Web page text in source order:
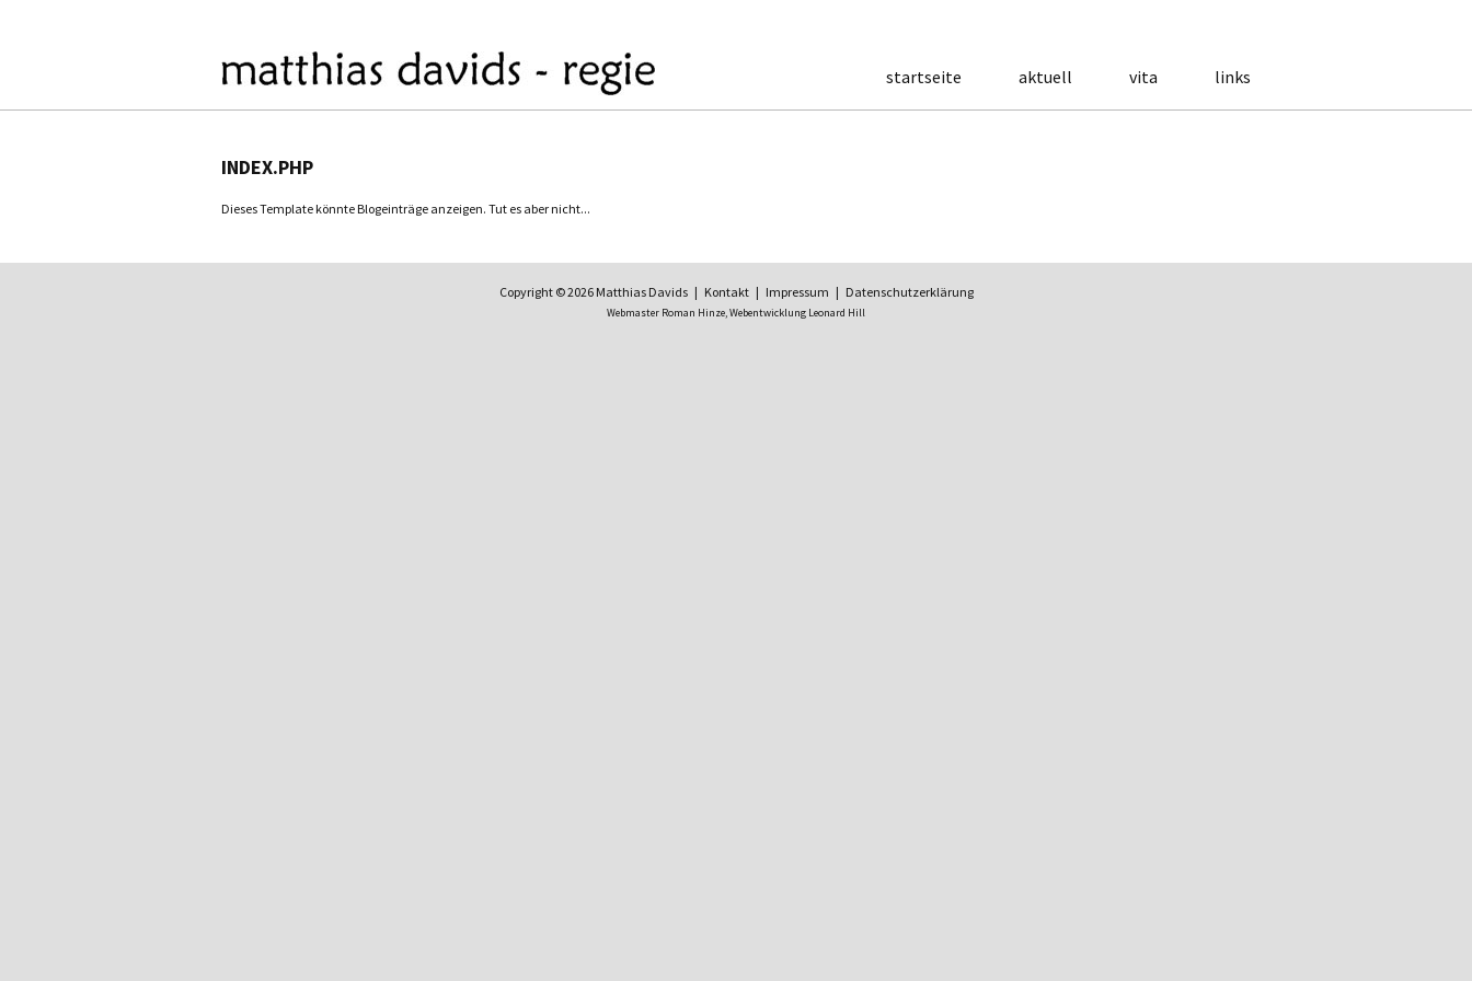
startseite aktuell vita links
INDEX.PHP
Dieses Template könnte Blogeinträge anzeigen. Tut es aber nicht...
Copyright © 2026 Matthias Davids | Kontakt| Impressum | Datenschutzerklärung
Webmaster Roman Hinze,Webentwicklung Leonard Hill